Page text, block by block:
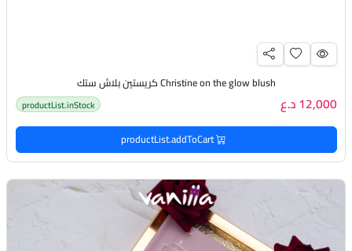
Christine on the glow blush كريستين بلاش ستك
12,000 د.ع productList.inStock
productList.addToCart